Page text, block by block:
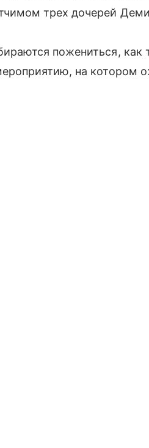
трех дочерей
пожениться, как
на котором